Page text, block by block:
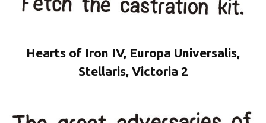
Hearts of Iron IV, Europa Universalis,
Stellaris, Victoria 2